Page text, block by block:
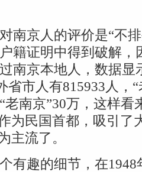
京人的评价是“不排
籍证明中得到破解，
南京本地人，数据显
省市人有815933人，
老南京”30万，这样看
为民国首都，吸引了
主流了。
趣的细节，在1948